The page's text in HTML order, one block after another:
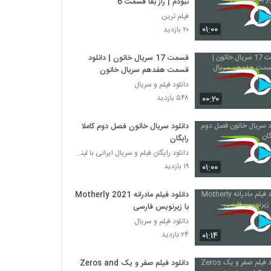
۰۱:۰۰
فیلم ترین
۲۰ بازدید
۰۰:۲۰
قسمت 17 سریال خاتون | دانلود
قسمت هفدهم سریال خاتون
دانلود فیلم و سریال
۵۴۸ بازدید
۰۱:۰۰
دانلود سریال خاتون فصل دوم کاملا
رایگان
دانلود رایگان فیلم و سریال ایرانی با لینک مستقیم
۱۹ بازدید
۰۱:۱۴
دانلود فیلم مادرانه Motherly 2021
با زیرنویس فارسی
دانلود فیلم و سریال
۲۴ بازدید
دانلود فیلم صفر و یک Zeros and